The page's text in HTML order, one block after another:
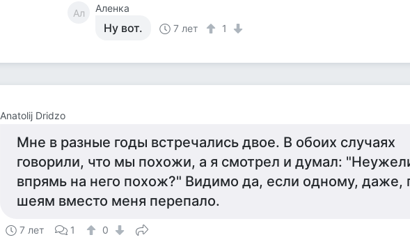
Ал Аленка
Ну вот. 7 лет 1
Anatolij Dridzo
Мне в разные годы встречались двое. В обоих случаях
говорили, что мы похожи, а я смотрел и думал:
впрямь на него похож?" Видимо да, если одному, даже,
шеям вместо меня перепало.
7 лет 1 0